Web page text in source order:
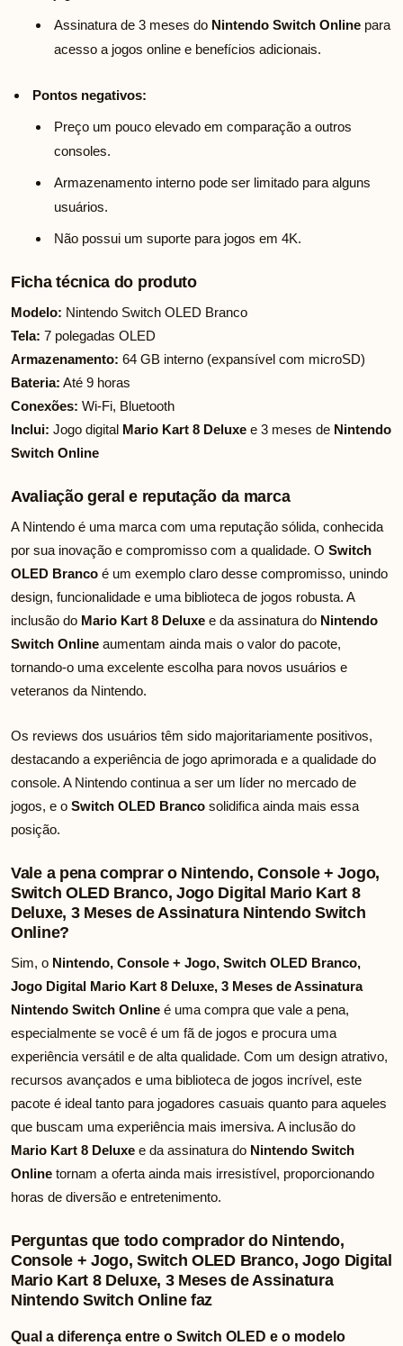
Assinatura de 3 meses do Nintendo Switch Online para
acesso a jogos online e benefícios adicionais.
Pontos negativos:
Preço um pouco elevado em comparação a outros
consoles.
Armazenamento interno pode ser limitado para alguns
usuários.
Não possui um suporte para jogos em 4K.
Ficha técnica do produto
Modelo: Nintendo Switch OLED Branco
Tela: 7 polegadas OLED
Armazenamento: 64 GB interno (expansível com microSD)
Bateria: Até 9 horas
Conexões: Wi-Fi, Bluetooth
Inclui: Jogo digital Mario Kart 8 Deluxe e 3 meses de Nintendo
Switch Online
Avaliação geral e reputação da marca
A Nintendo é uma marca com uma reputação sólida, conhecida
por sua inovação e compromisso com a qualidade. O Switch
OLED Branco é um exemplo claro desse compromisso, unindo
design, funcionalidade e uma biblioteca de jogos robusta. A
inclusão do Mario Kart 8 Deluxe e da assinatura do Nintendo
Switch Online aumentam ainda mais o valor do pacote,
tornando-o uma excelente escolha para novos usuários e
veteranos da Nintendo.
Os reviews dos usuários têm sido majoritariamente positivos,
destacando a experiência de jogo aprimorada e a qualidade do
console. A Nintendo continua a ser um líder no mercado de
jogos, e o Switch OLED Branco solidifica ainda mais essa
posição.
Vale a pena comprar o Nintendo, Console + Jogo,
Switch OLED Branco, Jogo Digital Mario Kart 8
Deluxe, 3 Meses de Assinatura Nintendo Switch
Online?
Sim, o Nintendo, Console + Jogo, Switch OLED Branco,
Jogo Digital Mario Kart 8 Deluxe, 3 Meses de Assinatura
Nintendo Switch Online é uma compra que vale a pena,
especialmente se você é um fã de jogos e procura uma
experiência versátil e de alta qualidade. Com um design atrativo,
recursos avançados e uma biblioteca de jogos incrível, este
pacote é ideal tanto para jogadores casuais quanto para aqueles
que buscam uma experiência mais imersiva. A inclusão do
Mario Kart 8 Deluxe e da assinatura do Nintendo Switch
Online tornam a oferta ainda mais irresistível, proporcionando
horas de diversão e entretenimento.
Perguntas que todo comprador do Nintendo,
Console + Jogo, Switch OLED Branco, Jogo Digital
Mario Kart 8 Deluxe, 3 Meses de Assinatura
Nintendo Switch Online faz
Qual a diferença entre o Switch OLED e o modelo